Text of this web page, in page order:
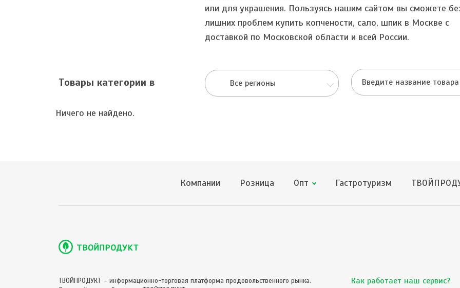
или для украшения. Пользуясь нашим сайтом вы сможете
лишних проблем купить копчености, сало, шпик в Москве с
доставкой по Московской области и всей России.
Товары категории в Все регионы
Ничего не найдено.
Компании Розница Опт Гастротуризм
ТВОЙПРОДУКТ – информационно-торговая платформа продовольственного рынка.
Как работает наш сервис?